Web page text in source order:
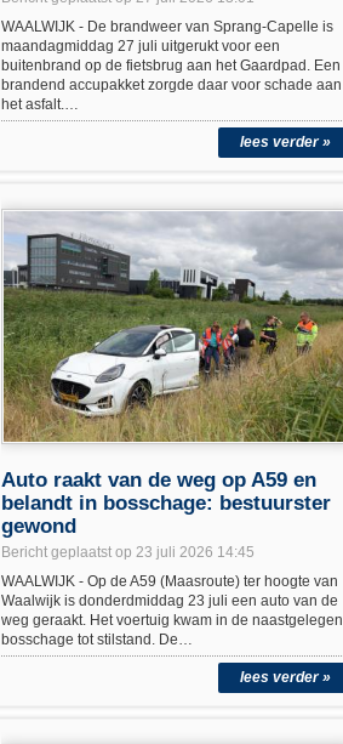
WAALWIJK - De brandweer van Sprang-Capelle is
maandagmiddag 27 juli uitgerukt voor een
buitenbrand op de fietsbrug aan het Gaardpad. Een
brandend accupakket zorgde daar voor schade aan
het asfalt.…
lees verder »
Auto raakt van de weg op A59 en
belandt in bosschage: bestuurster
gewond
Bericht geplaatst op 23 juli 2026 14:45
WAALWIJK - Op de A59 (Maasroute) ter hoogte van
Waalwijk is donderdmiddag 23 juli een auto van de
weg geraakt. Het voertuig kwam in de naastgelegen
bosschage tot stilstand. De…
lees verder »